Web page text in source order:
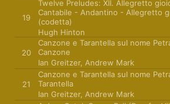
19
Twelve Preludes: XII. Allegretto
Cantabile - Andantino - Allegretto
(codetta)
Hugh Hinton
20
Canzone e Tarantella sul nome
Canzone
Ian Greitzer, Andrew Mark
21
Canzone e Tarantella sul nome
Tarantella
Ian Greitzer, Andrew Mark